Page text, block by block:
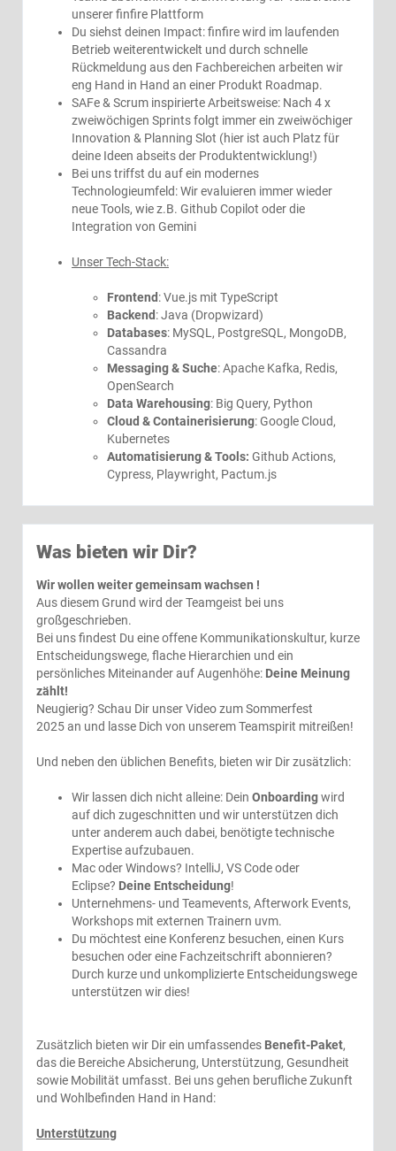
unserer finfire Plattform
Du siehst deinen Impact: finfire wird im laufenden
Betrieb weiterentwickelt und durch schnelle
Rückmeldung aus den Fachbereichen arbeiten wir
eng Hand in Hand an einer Produkt Roadmap.
SAFe & Scrum inspirierte Arbeitsweise: Nach 4 x
zweiwöchigen Sprints folgt immer ein zweiwöchiger
Innovation & Planning Slot (hier ist auch Platz für
deine Ideen abseits der Produktentwicklung!)
Bei uns triffst du auf ein modernes
Technologieumfeld: Wir evaluieren immer wieder
neue Tools, wie z.B. Github Copilot oder die
Integration von Gemini
Unser Tech-Stack:
Frontend : Vue.js mit TypeScript
Backend : Java (Dropwizard)
Databases: MySQL, PostgreSQL, MongoDB,
Cassandra
Messaging & Suche: Apache Kafka, Redis,
OpenSearch
Data Warehousing: Big Query, Python
Cloud & Containerisierung: Google Cloud,
Kubernetes
Automatisierung & Tools: Github Actions,
Cypress, Playwright, Pactum.js
Was bieten wir Dir?
Wir wollen weiter gemeinsam wachsen !
Aus diesem Grund wird der Teamgeist bei uns
großgeschrieben.
Bei uns findest Du eine offene Kommunikationskultur, kurze
Entscheidungswege, flache Hierarchien und ein
persönliches Miteinander auf Augenhöhe: Deine Meinung
zählt!
Neugierig? Schau Dir unser Video zumSommerfest
2025an und lasse Dich von unserem Teamspirit mitreißen!
Und neben den üblichen Benefits, bieten wir Dir zusätzlich:
Wir lassen dich nicht alleine: Dein Onboardingwird
auf dich zugeschnitten und wir unterstützen dich
unter anderem auch dabei, benötigte technische
Expertise aufzubauen.
Mac oder Windows? IntelliJ, VS Code oder
Eclipse? Deine Entscheidung!
Unternehmens- und Teamevents, Afterwork Events,
Workshops mit externen Trainern uvm.
Du möchtest eine Konferenz besuchen, einen Kurs
besuchen oder eine Fachzeitschrift abonnieren?
Durch kurze und unkomplizierte Entscheidungswege
unterstützen wir dies!
Zusätzlich bieten wir Dir ein umfassendes Benefit-Paket,
das die Bereiche Absicherung, Unterstützung, Gesundheit
sowie Mobilität umfasst. Bei uns gehen berufliche Zukunft
und Wohlbefinden Hand in Hand:
Unterstützung